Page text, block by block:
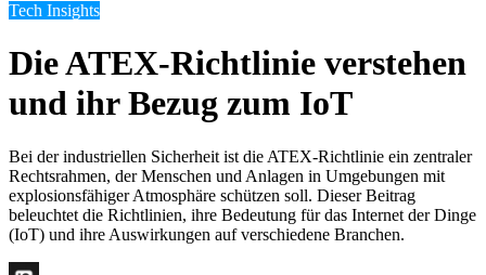
Tech Insights
Die ATEX-Richtlinie verstehen
und ihr Bezug zum IoT
Bei der industriellen Sicherheit ist die ATEX-Richtlinie ein zentraler
Rechtsrahmen, der Menschen und Anlagen in Umgebungen mit
explosionsfähiger Atmosphäre schützen soll. Dieser Beitrag
beleuchtet die Richtlinien, ihre Bedeutung für das Internet der Dinge
(IoT) und ihre Auswirkungen auf verschiedene Branchen.